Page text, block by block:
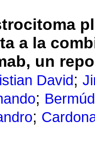
a la
un
David ;
;
;